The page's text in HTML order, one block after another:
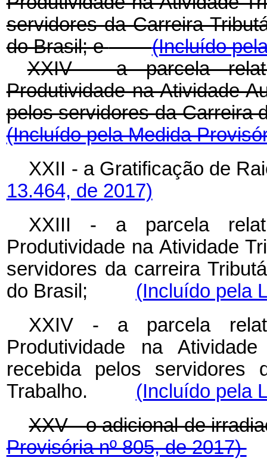
servidores da Carreira
do Brasil; e
(Incluído
XXIV - a parcela
Produtividade na Atividade
pelos servidores da
(Incluído pela Medida
XXII - a Gratificação
13.464, de 2017)
XXIII - a parcela
Produtividade na Atividade
servidores da carreira
do Brasil; (Incluído pela
XXIV - a parcela
Produtividade na
recebida pelos servidores
Trabalho. (Incluído pela
XXV - o adicional de
Provisória nº 805, de 2017)